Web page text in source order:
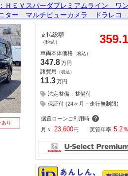
ＨＥＶスパーダプレミアムライン
ター マルチビューカメラ ドラレコ...
あり
支払総額
（税込） 359.1
車両本体価格 （税込）
347.8万円
諸費用
（税込）
11.3万円
法定整備：整備付
保証付 (24ヶ月・走行無制限)
据置ローンご利用時
月々 23,600円 実質年率 5.2％